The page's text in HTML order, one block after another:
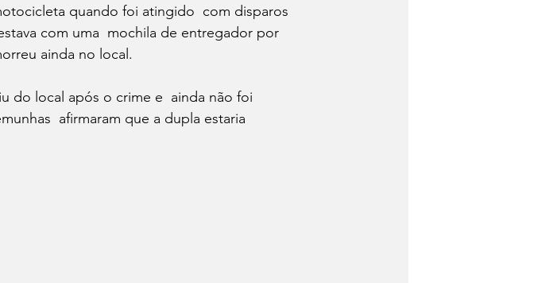
com uma  mochila de entregador por
ainda no local.
afirmaram que a dupla estaria